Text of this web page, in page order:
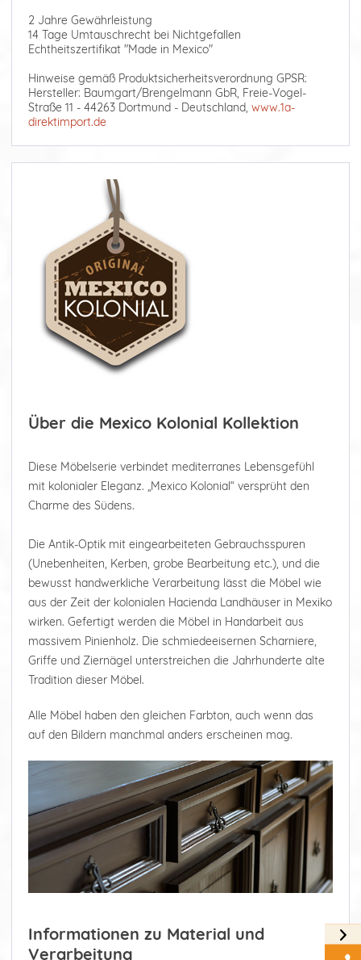
2 Jahre Gewährleistung
14 Tage Umtauschrecht bei Nichtgefallen
Echtheitszertifikat "Made in Mexico"
Hinweise gemäß Produktsicherheitsverordnung GPSR:
Hersteller: Baumgart/Brengelmann GbR, Freie-Vogel-
Straße 11 - 44263 Dortmund - Deutschland, www.1a-
direktimport.de
Über die Mexico Kolonial Kollektion
Diese Möbelserie verbindet mediterranes Lebensgefühl
mit kolonialer Eleganz. „Mexico Kolonial“ versprüht den
Charme des Südens.
Die Antik-Optik mit eingearbeiteten Gebrauchsspuren
(Unebenheiten, Kerben, grobe Bearbeitung etc.), und die
bewusst handwerkliche Verarbeitung lässt die Möbel wie
aus der Zeit der kolonialen Hacienda Landhäuser in Mexiko
wirken. Gefertigt werden die Möbel in Handarbeit aus
massivem Pinienholz. Die schmiedeeisernen Scharniere,
Griffe und Ziernägel unterstreichen die Jahrhunderte alte
Tradition dieser Möbel.
Alle Möbel haben den gleichen Farbton, auch wenn das
auf den Bildern manchmal anders erscheinen mag.
Informationen zu Material und
Verarbeitung